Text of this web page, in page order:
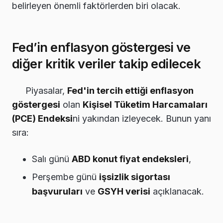
belirleyen önemli faktörlerden biri olacak.
Fed’in enflasyon göstergesi ve
diğer kritik veriler takip edilecek
Piyasalar, Fed'in tercih ettiği enflasyon
göstergesi olan Kişisel Tüketim Harcamaları
(PCE) Endeksini yakından izleyecek. Bunun yanı
sıra:
Salı günü ABD konut fiyat endeksleri,
Perşembe günü işsizlik sigortası
başvuruları ve GSYH verisi açıklanacak.